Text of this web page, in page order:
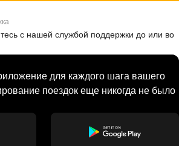
с нашей службой поддержки до или во
для каждого шага вашего
поездок еще никогда не было